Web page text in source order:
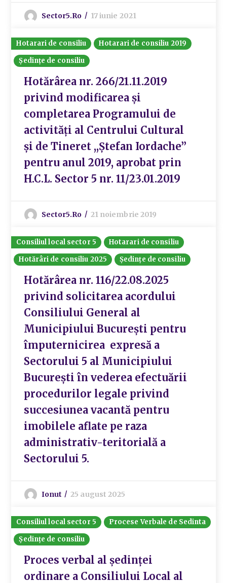
Sector5.ro 17 iunie 2021
Hotarari de consiliu
Hotarari de consiliu 2019
Ședințe de consiliu
Hotărârea nr. 266/21.11.2019
privind modificarea și
completarea Programului de
activități al Centrului Cultural
și de Tineret ,,Ștefan Iordache”
pentru anul 2019, aprobat prin
H.C.L. Sector 5 nr. 11/23.01.2019
Sector5.ro 21 noiembrie 2019
Consiliul local sector 5
Hotarari de consiliu
Hotărâri de consiliu 2025
Ședințe de consiliu
Hotărârea nr. 116/22.08.2025
privind solicitarea acordului
Consiliului General al
Municipiului București pentru
împuternicirea expresă a
Sectorului 5 al Municipiului
București în vederea efectuării
procedurilor legale privind
succesiunea vacantă pentru
imobilele aflate pe raza
administrativ-teritorială a
Sectorului 5.
Ionut 25 august 2025
Consiliul local sector 5
Procese Verbale de Sedinta
Ședințe de consiliu
Proces verbal al ședinței
ordinare a Consiliului Local al